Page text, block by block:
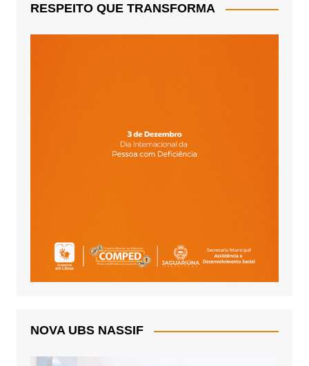
RESPEITO QUE TRANSFORMA
NOVA UBS NASSIF